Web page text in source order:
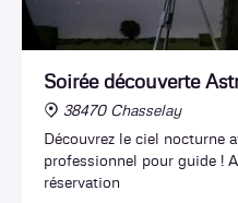
Soirée découverte
38470 Chasselay
Découvrez le ciel nocturne
professionnel pour guide !
réservation